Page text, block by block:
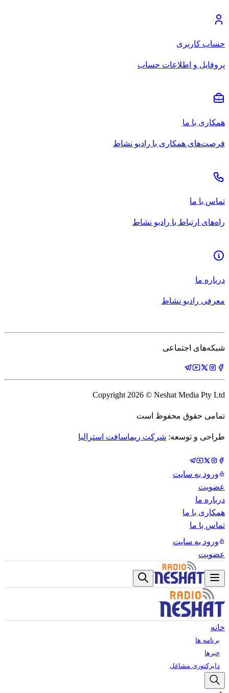
حساب کاربری
پروفایل و اطلاعات حساب
همکاری با ما
فرصت‌های همکاری با رادیو نشاط
تماس با ما
راه‌های ارتباط با رادیو نشاط
درباره ما
معرفی رادیو نشاط
شبکه‌های اجتماعی
Copyright 2026 © Neshat Media Pty Ltd
تمامی حقوق محفوظ است
طراحی و توسعه: شرکت ریماسافت استرالیا
ورود به سایت
عضویت
درباره ما
همکاری با ما
تماس با ما
ورود به سایت
عضویت
خانه
برنامه ها
خبرها
دایرکتوری مشاغل